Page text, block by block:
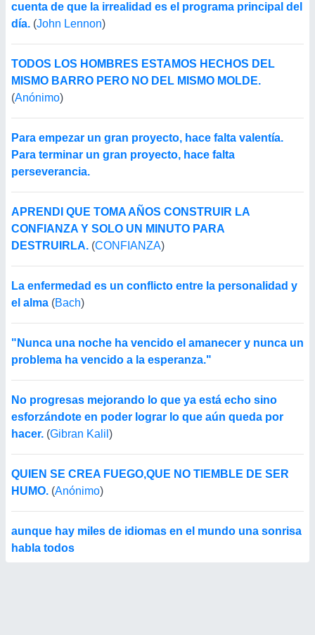
cuenta de que la irrealidad es el programa principal del
día. (John Lennon)
TODOS LOS HOMBRES ESTAMOS HECHOS DEL
MISMO BARRO PERO NO DEL MISMO MOLDE.
(Anónimo)
Para empezar un gran proyecto, hace falta valentía.
Para terminar un gran proyecto, hace falta
perseverancia.
APRENDI QUE TOMA AÑOS CONSTRUIR LA
CONFIANZA Y SOLO UN MINUTO PARA
DESTRUIRLA. (CONFIANZA)
La enfermedad es un conflicto entre la personalidad y
el alma (Bach)
"Nunca una noche ha vencido el amanecer y nunca un
problema ha vencido a la esperanza."
No progresas mejorando lo que ya está echo sino
esforzándote en poder lograr lo que aún queda por
hacer. (Gibran Kalil )
QUIEN SE CREA FUEGO,QUE NO TIEMBLE DE SER
HUMO. (Anónimo)
aunque hay miles de idiomas en el mundo una sonrisa
habla todos